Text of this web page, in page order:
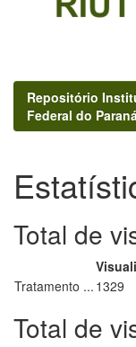
Repositório
Federal do
Total de
Tratamento ... 1329
Total de